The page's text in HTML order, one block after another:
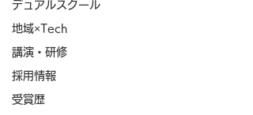
デュアルスクール
地域×Tech
講演・研修
採用情報
受賞歴